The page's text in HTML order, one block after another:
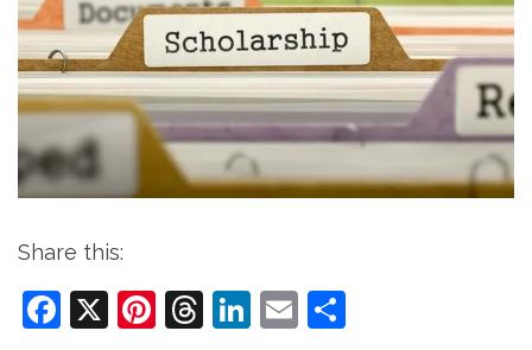
Share this:
Facebook
X Pinterest
Threads
LinkedIn
Email